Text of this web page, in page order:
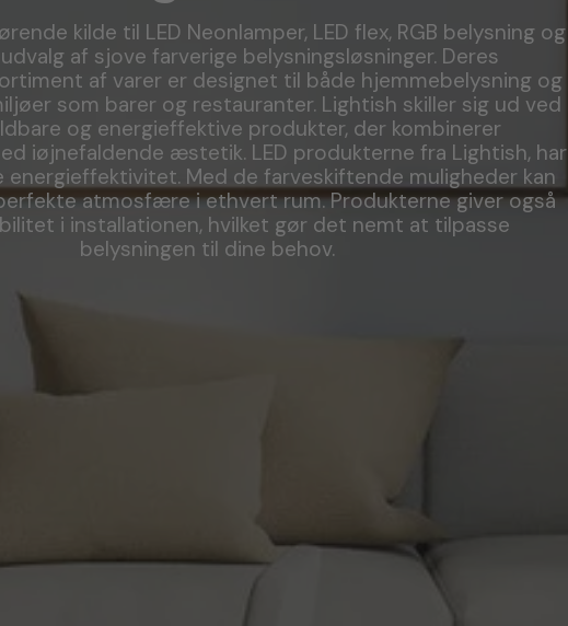
kilde til LED Neonlamper, LED flex, RGB belysning og
af sjove farverige belysningsløsninger. Deres
af varer er designet til både hjemmebelysning og
som barer og restauranter. Lightish skiller sig ud ved
og energieffektive produkter, der kombinerer
iøjnefaldende æstetik. LED produkterne fra Lightish, har
energieffektivitet. Med de farveskiftende muligheder kan
atmosfære i ethvert rum. Produkterne giver også
i installationen, hvilket gør det nemt at tilpasse
belysningen til dine behov.